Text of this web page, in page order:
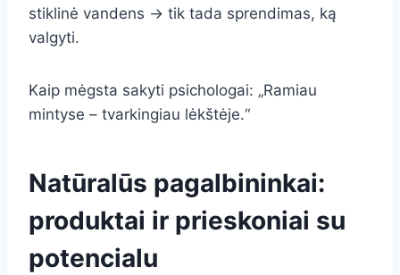
stiklinė vandens → tik tada sprendimas, ką
valgyti.
Kaip mėgsta sakyti psichologai: „Ramiau
mintyse – tvarkingiau lėkštėje.“
Natūralūs pagalbininkai:
produktai ir prieskoniai su
potencialu